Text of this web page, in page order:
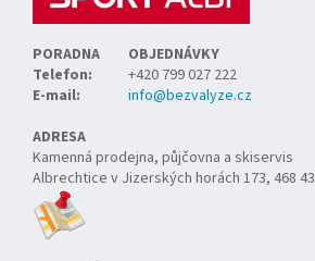
PORADNA
OBJEDNÁVKY
Telefon:
+420 799 027 222
E-mail:
info@bezvalyze.cz
ADRESA
Kamenná prodejna, půjčovna a skiservis
Albrechtice v Jizerských horách 173, 468 43